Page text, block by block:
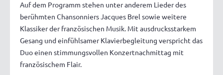
Auf dem Programm stehen unter anderem Lieder des
berühmten Chansonniers Jacques Brel sowie weitere
Klassiker der französischen Musik. Mit ausdrucksstarkem
Gesang und einfühlsamer Klavierbegleitung verspricht das
Duo einen stimmungsvollen Konzertnachmittag mit
französischem Flair.